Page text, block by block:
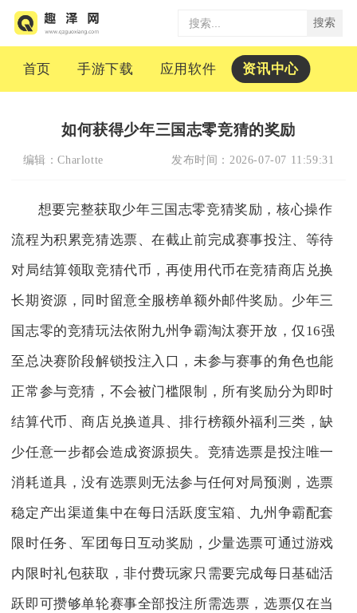
搜索
首页 手游下载 应用软件 资讯中心
如何获得少年三国志零竞猜的奖励
编辑：Charlotte 发布时间： 2026-07-07 11:59:31
想要完整获取少年三国志零竞猜奖励，核心操作
流程为积累竞猜选票、在截止前完成赛事投注、等待
对局结算领取竞猜代币，再使用代币在竞猜商店兑换
长期资源，同时留意全服榜单额外邮件奖励。少年三
国志零的竞猜玩法依附九州争霸淘汰赛开放，仅16强
至总决赛阶段解锁投注入口，未参与赛事的角色也能
正常参与竞猜，不会被门槛限制，所有奖励分为即时
结算代币、商店兑换道具、排行榜额外福利三类，缺
少任意一步都会造成资源损失。竞猜选票是投注唯一
消耗道具，没有选票则无法参与任何对局预测，选票
稳定产出渠道集中在每日活跃度宝箱、九州争霸配套
限时任务、军团每日互动奖励，少量选票可通过游戏
内限时礼包获取，非付费玩家只需要完成每日基础活
跃即可攒够单轮赛事全部投注所需选票，选票仅在当